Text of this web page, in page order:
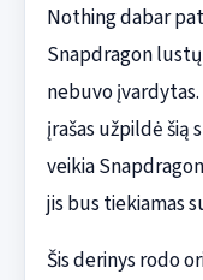
Nothing dabar
Snapdragon
nebuvo
įrašas užpildė šią
veikia
jis bus tiekiamas
Šis derinys rodo